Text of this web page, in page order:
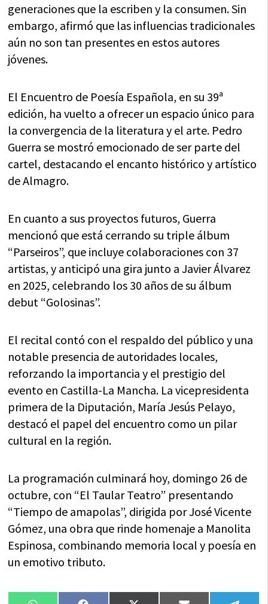
generaciones que la escriben y la consumen. Sin
embargo, afirmó que las influencias tradicionales
aún no son tan presentes en estos autores
jóvenes.
El Encuentro de Poesía Española, en su 39ª
edición, ha vuelto a ofrecer un espacio único para
la convergencia de la literatura y el arte. Pedro
Guerra se mostró emocionado de ser parte del
cartel, destacando el encanto histórico y artístico
de Almagro.
En cuanto a sus proyectos futuros, Guerra
mencionó que está cerrando su triple álbum
“Parseiros”, que incluye colaboraciones con 37
artistas, y anticipó una gira junto a Javier Álvarez
en 2025, celebrando los 30 años de su álbum
debut “Golosinas”.
El recital contó con el respaldo del público y una
notable presencia de autoridades locales,
reforzando la importancia y el prestigio del
evento en Castilla-La Mancha. La vicepresidenta
primera de la Diputación, María Jesús Pelayo,
destacó el papel del encuentro como un pilar
cultural en la región.
La programación culminará hoy, domingo 26 de
octubre, con “El Taular Teatro” presentando
“Tiempo de amapolas”, dirigida por José Vicente
Gómez, una obra que rinde homenaje a Manolita
Espinosa, combinando memoria local y poesía en
un emotivo tributo.